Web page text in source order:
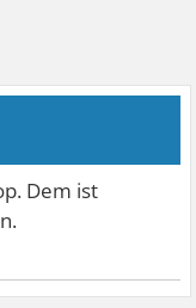
Dem ist